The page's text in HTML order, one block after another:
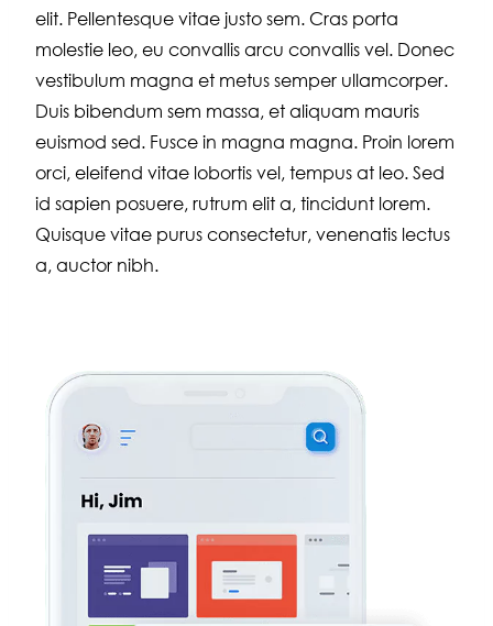
elit. Pellentesque vitae justo sem. Cras porta
molestie leo, eu convallis arcu convallis vel. Donec
vestibulum magna et metus semper ullamcorper.
Duis bibendum sem massa, et aliquam mauris
euismod sed. Fusce in magna magna. Proin lorem
orci, eleifend vitae lobortis vel, tempus at leo. Sed
id sapien posuere, rutrum elit a, tincidunt lorem.
Quisque vitae purus consectetur, venenatis lectus
a, auctor nibh.